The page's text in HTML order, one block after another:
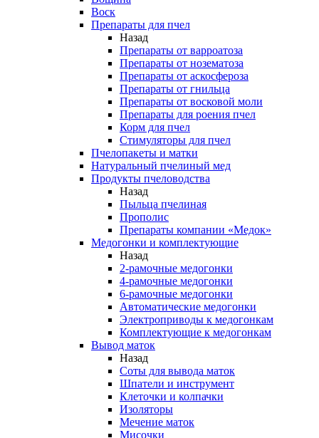
Воск
Препараты для пчел
Назад
Препараты от варроатоза
Препараты от нозематоза
Препараты от аскосфероза
Препараты от гнильца
Препараты от восковой моли
Препараты для роения пчел
Корм для пчел
Стимуляторы для пчел
Пчелопакеты и матки
Натуральный пчелиный мед
Продукты пчеловодства
Назад
Пыльца пчелиная
Прополис
Препараты компании «Медок»
Медогонки и комплектующие
Назад
2-рамочные медогонки
4-рамочные медогонки
6-рамочные медогонки
Автоматические медогонки
Электроприводы к медогонкам
Комплектующие к медогонкам
Вывод маток
Назад
Соты для вывода маток
Шпатели и инструмент
Клеточки и колпачки
Изоляторы
Мечение маток
Мисочки